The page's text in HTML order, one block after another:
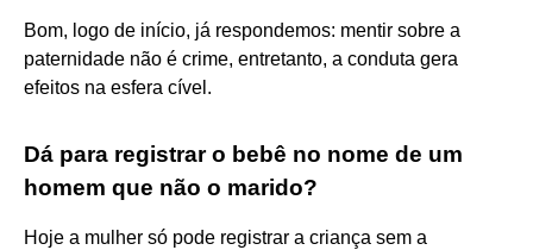
Bom, logo de início, já respondemos: mentir sobre a
paternidade não é crime, entretanto, a conduta gera
efeitos na esfera cível.
Dá para registrar o bebê no nome de um
homem que não o marido?
Hoje a mulher só pode registrar a criança sem a